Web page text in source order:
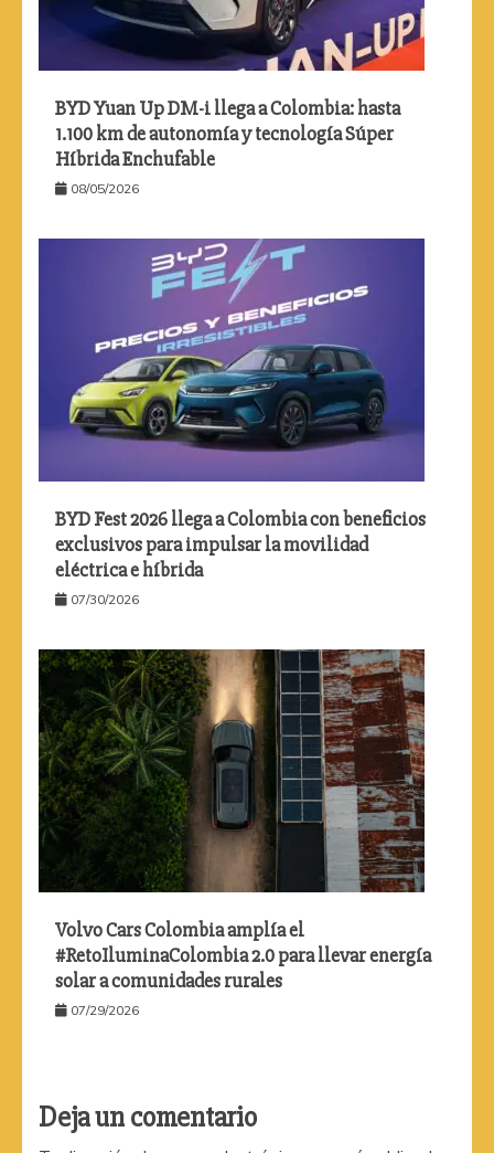
BYD Yuan Up DM-i llega a Colombia: hasta
1.100 km de autonomía y tecnología Súper
Híbrida Enchufable
08/05/2026
BYD Fest 2026 llega a Colombia con beneficios
exclusivos para impulsar la movilidad
eléctrica e híbrida
07/30/2026
Volvo Cars Colombia amplía el
#RetoIluminaColombia 2.0 para llevar energía
solar a comunidades rurales
07/29/2026
Deja un comentario